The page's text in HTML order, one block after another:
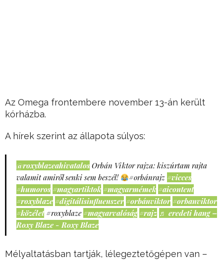
Az Omega frontembere november 13-án került
kórházba.
A hírek szerint az állapota súlyos:
@roxyblazeahivatalos Orbán Viktor rajza: kiszúrtam rajta
valamit amiről senki sem beszél!
#orbánrajz #vicces
#humoros #magyartiktok #magyarmémek #aicontent
#roxyblaze #digitálisinfluenszer #orbánviktor #orbanviktor
#közélet #roxyblaze #magyarvalóság #rajz ♬ eredeti hang –
Roxy Blaze - Roxy Blaze
Mélyaltatásban tartják, lélegeztetőgépen van –